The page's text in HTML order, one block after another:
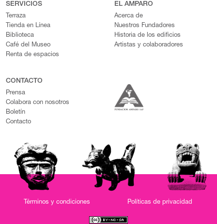
SERVICIOS
Terraza
Tienda en Línea
Biblioteca
Café del Museo
Renta de espacios
EL AMPARO
Acerca de
Nuestros Fundadores
Historia de los edificios
Artistas y colaboradores
CONTACTO
Prensa
Colabora con nosotros
Boletín
Contacto
Términos y condiciones Políticas de privacidad